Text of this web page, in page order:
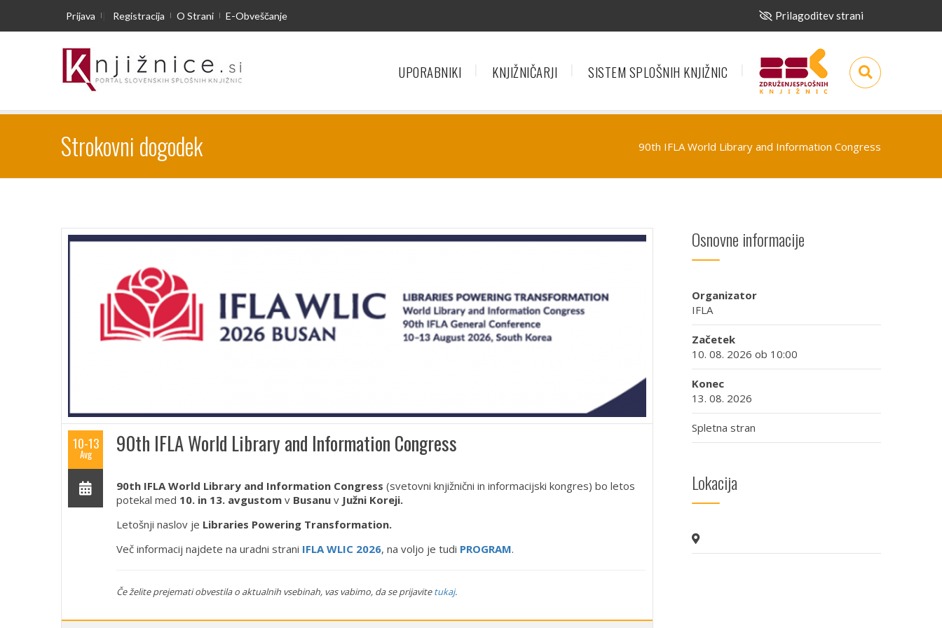
Prijava | Registracija O Strani E-Obveščanje Prilagoditev strani
UPORABNIKI KNJIŽNIČARJI SISTEM SPLOŠNIH KNJIŽNIC
Strokovni dogodek 90th IFLA World Library and Information Congress
10-13
Avg 90th IFLA World Library and Information Congress
90th IFLA World Library and Information Congress (svetovni knjižnični in informacijski kongres) bo letos
potekal med 10. in 13. avgustom v Busanu v Južni Koreji.
Letošnji naslov je Libraries Powering Transformation.
Več informacij najdete na uradni strani IFLA WLIC 2026, na voljo je tudi PROGRAM.
Če želite prejemati obvestila o aktualnih vsebinah, vas vabimo, da se prijavitetukaj.
Osnovne informacije
Organizator
IFLA
Začetek
10. 08. 2026 ob 10:00
Konec
13. 08. 2026
Spletna stran
Lokacija